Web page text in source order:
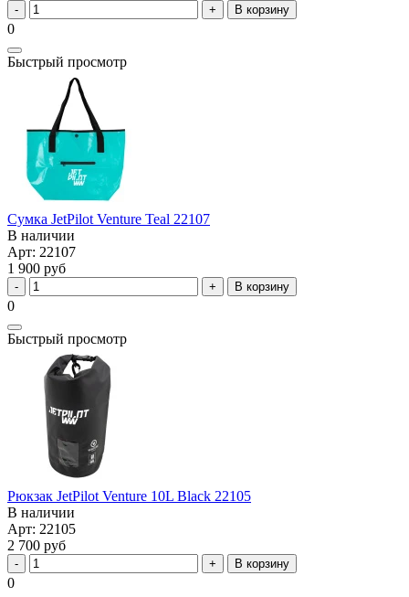
В корзину
0
Быстрый просмотр
Сумка JetPilot Venture Teal 22107
В наличии
Арт: 22107
1 900 руб
В корзину
0
Быстрый просмотр
Рюкзак JetPilot Venture 10L Black 22105
В наличии
Арт: 22105
2 700 руб
В корзину
0